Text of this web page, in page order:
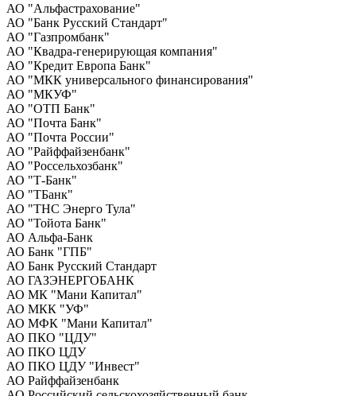
АО "Альфастрахование"
АО "Банк Русский Стандарт"
АО "Газпромбанк"
АО "Квадра-генерирующая компания"
АО "Кредит Европа Банк"
АО "МКК универсального финансирования"
АО "МКУФ"
АО "ОТП Банк"
АО "Почта Банк"
АО "Почта России"
АО "Райффайзенбанк"
АО "Россельхозбанк"
АО "Т-Банк"
АО "ТБанк"
АО "ТНС Энерго Тула"
АО "Тойота Банк"
АО Альфа-Банк
АО Банк "ГПБ"
АО Банк Русский Стандарт
АО ГАЗЭНЕРГОБАНК
АО МК "Мани Капитал"
АО МКК "УФ"
АО МФК "Мани Капитал"
АО ПКО "ЦДУ"
АО ПКО ЦДУ
АО ПКО ЦДУ "Инвест"
АО Райффайзенбанк